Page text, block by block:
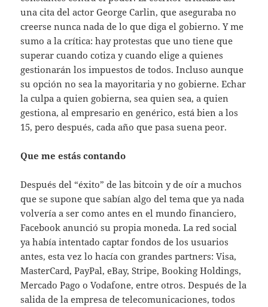
una cita del actor George Carlin, que aseguraba no
creerse nunca nada de lo que diga el gobierno. Y me
sumo a la crítica: hay protestas que uno tiene que
superar cuando cotiza y cuando elige a quienes
gestionarán los impuestos de todos. Incluso aunque
su opción no sea la mayoritaria y no gobierne. Echar
la culpa a quien gobierna, sea quien sea, a quien
gestiona, al empresario en genérico, está bien a los
15, pero después, cada año que pasa suena peor.
Que me estás contando
Después del “éxito” de las bitcoin y de oír a muchos
que se supone que sabían algo del tema que ya nada
volvería a ser como antes en el mundo financiero,
Facebook anunció su propia moneda. La red social
ya había intentado captar fondos de los usuarios
antes, esta vez lo hacía con grandes partners: Visa,
MasterCard, PayPal, eBay, Stripe, Booking Holdings,
Mercado Pago o Vodafone, entre otros. Después de la
salida de la empresa de telecomunicaciones, todos